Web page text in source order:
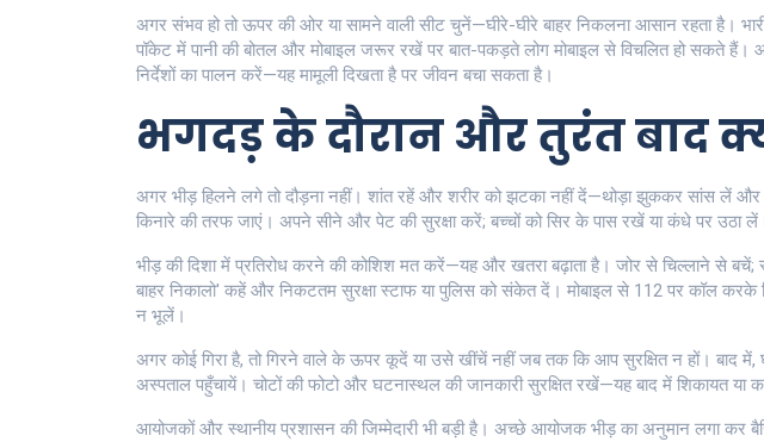
अगर संभव हो तो ऊपर की ओर या सामने वाली सीट चुनें—घीरे-घीरे बाहर निकलना आसान रहता है।
पॉकेट में पानी की बोतल और मोबाइल जरूर रखें पर बात-पकड़ते लोग मोबाइल से विचलित हो सकते
निर्देशों का पालन करें—यह मामूली दिखता है पर जीवन बचा सकता है।
भगदड़ के दौरान और तुरंत बाद
अगर भीड़ हिलने लगे तो दौड़ना नहीं। शांत रहें और शरीर को झटका नहीं दें—थोड़ा झुककर सांस लें और
किनारे की तरफ जाएं। अपने सीने और पेट की सुरक्षा करें; बच्चों को सिर के पास रखें या कंधे पर उठा
भीड़ की दिशा में प्रतिरोध करने की कोशिश मत करें—यह और खतरा बढ़ाता है। जोर से चिल्लाने से
बाहर निकालो' कहें और निकटतम सुरक्षा स्टाफ या पुलिस को संकेत दें। मोबाइल से 112 पर कॉल करके
न भूलें।
अगर कोई गिरा है, तो गिरने वाले के ऊपर कूदें या उसे खींचें नहीं जब तक कि आप सुरक्षित न हों। बाद में,
अस्पताल पहुँचायें। चोटों की फोटो और घटनास्थल की जानकारी सुरक्षित रखें—यह बाद में शिकायत या
आयोजकों और स्थानीय प्रशासन की जिम्मेदारी भी बड़ी है। अच्छे आयोजक भीड़ का अनुमान लगा कर